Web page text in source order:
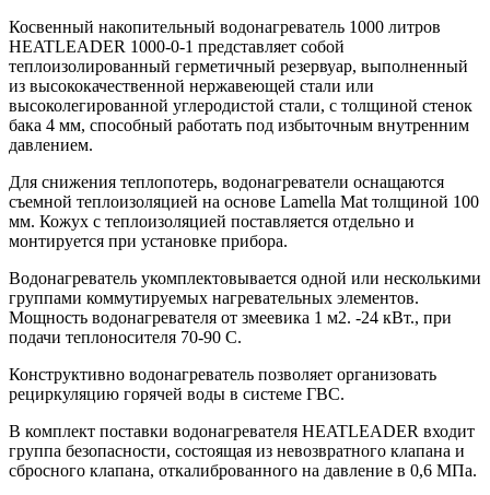
Косвенный накопительный водонагреватель 1000 литров
HEATLEADER 1000-0-1 представляет собой
теплоизолированный герметичный резервуар, выполненный
из высококачественной нержавеющей стали или
высоколегированной углеродистой стали, с толщиной стенок
бака 4 мм, способный работать под избыточным внутренним
давлением.
Для снижения теплопотерь, водонагреватели оснащаются
съемной теплоизоляцией на основе Lamella Mat толщиной 100
мм. Кожух с теплоизоляцией поставляется отдельно и
монтируется при установке прибора.
Водонагреватель укомплектовывается одной или несколькими
группами коммутируемых нагревательных элементов.
Мощность водонагревателя от змеевика 1 м2. -24 кВт., при
подачи теплоносителя 70-90 С.
Конструктивно водонагреватель позволяет организовать
рециркуляцию горячей воды в системе ГВС.
В комплект поставки водонагревателя HEATLEADER входит
группа безопасности, состоящая из невозвратного клапана и
сбросного клапана, откалиброванного на давление в 0,6 МПа.